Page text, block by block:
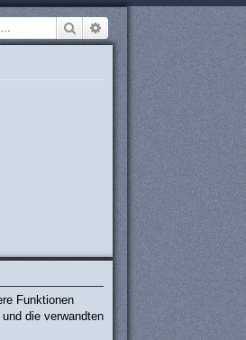
Suche Erweiterte Suche
Funktionen
die verwandten